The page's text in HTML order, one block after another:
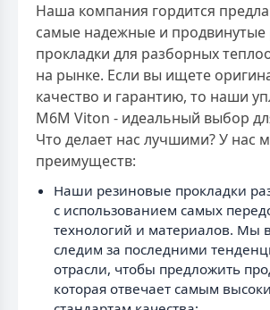
Наша компания гордится
самые надежные и
прокладки для разборных
на рынке. Если вы ищете
качество и гарантию, то наши
M6M Viton - идеальный выбор
Что делает нас лучшими? У нас
преимуществ:
Наши резиновые прокладки
с использованием самых
технологий и материалов. Мы
следим за последними
отрасли, чтобы предложить
которая отвечает самым